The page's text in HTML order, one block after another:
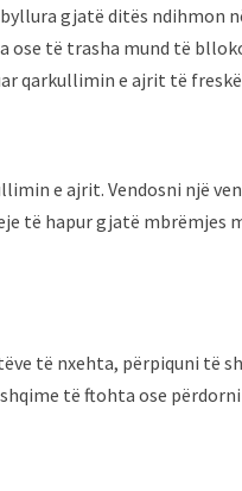
gjatë ditës ndihmon
të trasha mund të
qarkullimin e ajrit të
e ajrit. Vendosni një
të hapur gjatë mbrëmjes
të nxehta, përpiquni të
të ftohta ose